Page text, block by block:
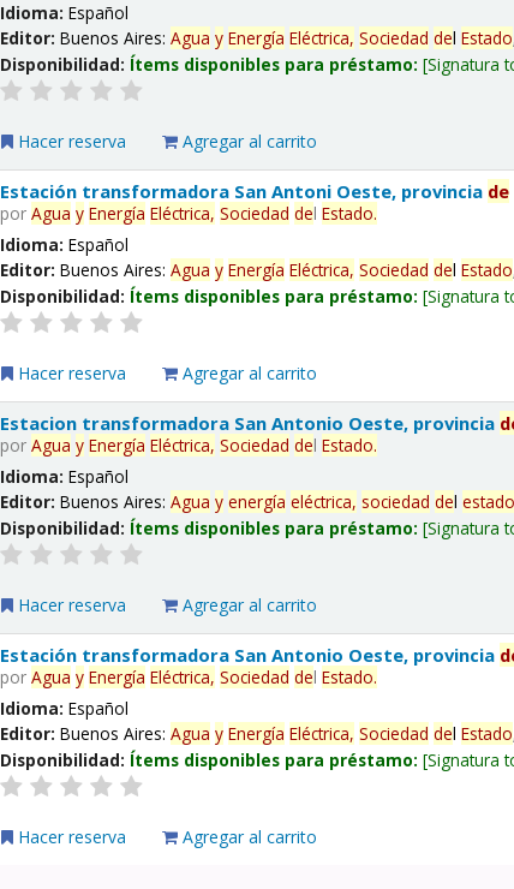
Idioma:Español
Editor:Buenos Aires:Agua y Energía Eléctrica, Sociedad delEstado
Disponibilidad: Ítems disponibles para préstamo: Signatura
Hacer reserva Agregar al carrito
Estación transformadora San Antoni Oeste, provincia de
porAgua y Energía Eléctrica, Sociedad delEstado.
Idioma:Español
Editor:Buenos Aires:Agua y Energía Eléctrica, Sociedad delEstado
Disponibilidad: Ítems disponibles para préstamo: Signatura
Hacer reserva Agregar al carrito
Estacion transformadora San Antonio Oeste, provincia
porAgua y Energía Eléctrica, Sociedad delEstado.
Idioma:Español
Editor:Buenos Aires:Agua y energía eléctrica, sociedad delestado
Disponibilidad: Ítems disponibles para préstamo: Signatura
Hacer reserva Agregar al carrito
Estación transformadora San Antonio Oeste, provincia
porAgua y Energía Eléctrica, Sociedad delEstado.
Idioma:Español
Editor:Buenos Aires:Agua y Energía Eléctrica, Sociedad delEstado
Disponibilidad: Ítems disponibles para préstamo: Signatura
Hacer reserva Agregar al carrito